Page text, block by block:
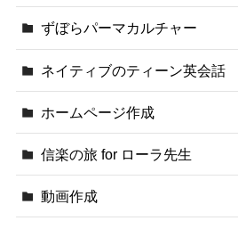
ずぼらパーマカルチャー
ネイティブのティーン英会話
ホームページ作成
信楽の旅 for ローラ先生
動画作成